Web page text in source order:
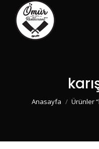
You are here:
Anasayfa Ürünler